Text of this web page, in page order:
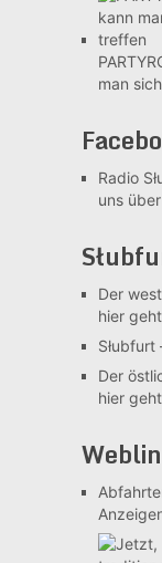
man
Radio
uns
Der
hier
Słubfurt
Der
hier